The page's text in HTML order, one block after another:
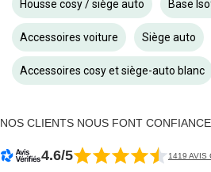
Housse cosy / siège auto Base
Accessoires voiture Siège auto
Accessoires cosy et siège-auto blanc
NOS CLIENTS NOUS FONT CONFIANCE
4.6/5 1419 AVIS